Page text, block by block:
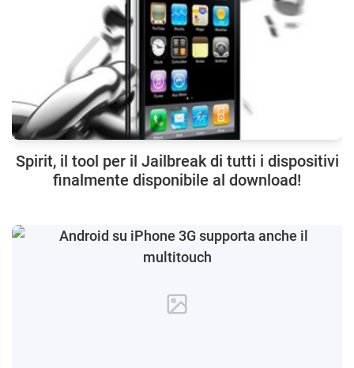
Spirit, il tool per il Jailbreak di tutti i dispositivi
finalmente disponibile al download!